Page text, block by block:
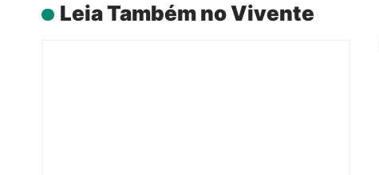
Leia Também no Vivente